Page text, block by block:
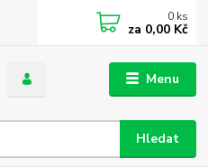
Menu
Hledat
0 ks
za 0,00 Kč